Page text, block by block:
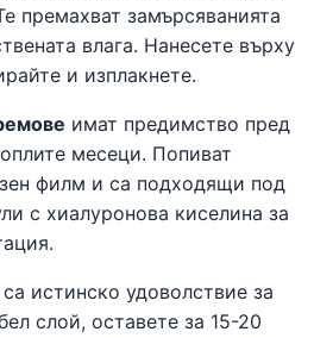
премахват замърсяванията
влага. Нанесете върху
и изплакнете.
имат предимство пред
месеци. Попиват
филм и са подходящи под
с хиалуронова киселина за
са истинско удоволствие за
слой, оставете за 15-20